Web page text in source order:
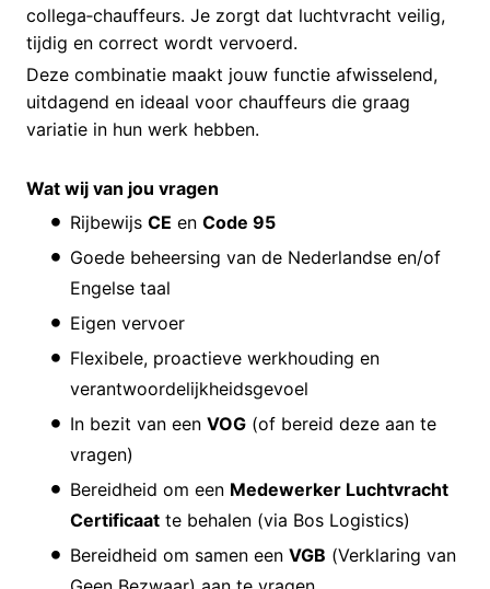
collega‑chauffeurs. Je zorgt dat luchtvracht veilig,
tijdig en correct wordt vervoerd.
Deze combinatie maakt jouw functie afwisselend,
uitdagend en ideaal voor chauffeurs die graag
variatie in hun werk hebben.
Wat wij van jou vragen
Rijbewijs CE en Code 95
Goede beheersing van de Nederlandse en/of
Engelse taal
Eigen vervoer
Flexibele, proactieve werkhouding en
verantwoordelijkheidsgevoel
In bezit van een VOG (of bereid deze aan te
vragen)
Bereidheid om een Medewerker Luchtvracht
Certificaat te behalen (via Bos Logistics)
Bereidheid om samen een VGB (Verklaring van